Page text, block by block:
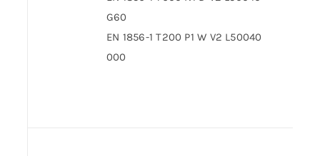
G60
EN 1856-1 T200 P1 W V2 L50040
000